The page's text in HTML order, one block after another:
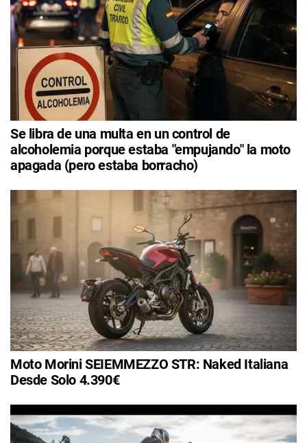
Se libra de una multa en un control de
alcoholemia porque estaba "empujando" la moto
apagada (pero estaba borracho)
Moto Morini SEIEMMEZZO STR: Naked Italiana
Desde Solo 4.390€